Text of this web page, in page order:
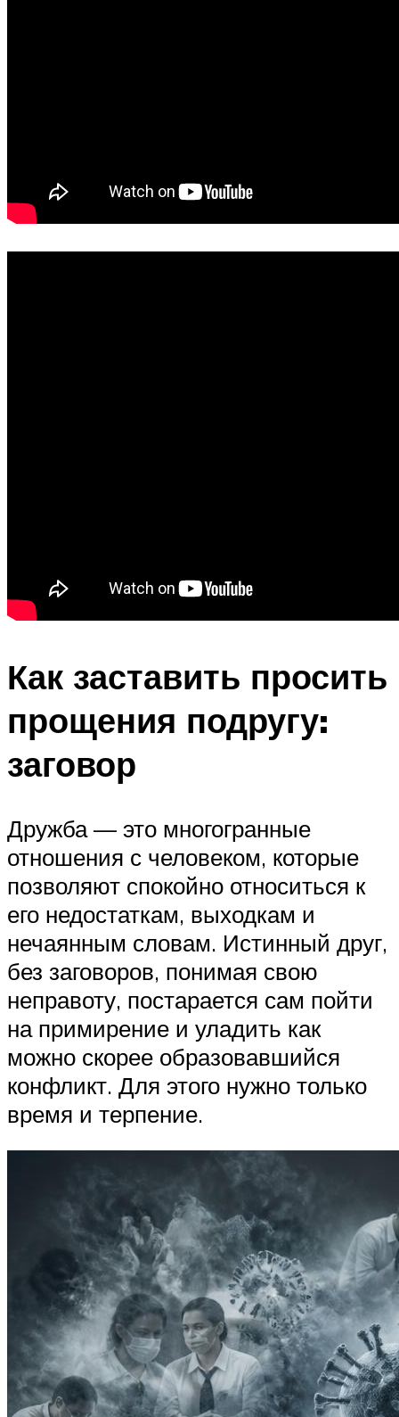
Как заставить просить
прощения подругу:
заговор
Дружба — это многогранные
отношения с человеком, которые
позволяют спокойно относиться к
его недостаткам, выходкам и
нечаянным словам. Истинный друг,
без заговоров, понимая свою
неправоту, постарается сам пойти
на примирение и уладить как
можно скорее образовавшийся
конфликт. Для этого нужно только
время и терпение.